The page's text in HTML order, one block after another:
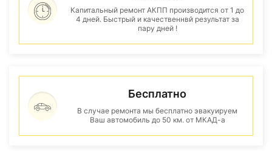
Капитальный ремонт АКПП производится от 1 до
4 дней. Быстрый и качественнвй результат за
пару дней !
Бесплатно
В случае ремонта мы бесплатно эвакуируем
Ваш автомобиль до 50 км. от МКАД-а